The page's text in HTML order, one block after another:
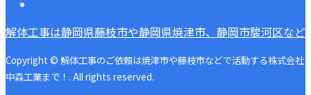
解体工事は静岡県藤枝市や静岡県焼津市、静岡市駿河区な
Copyright © 解体工事のご依頼は焼津市や藤枝市などで活動する株式会社
中森工業まで！. All rights reserved.